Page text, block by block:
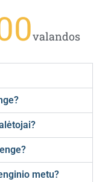
valandos
metu?